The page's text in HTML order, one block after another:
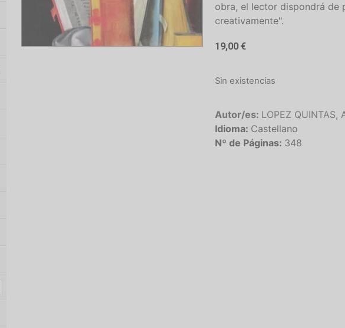
obra, el lector dispondrá de
creativamente".
19,00€
Sin existencias
Autor/es: LOPEZ QUINTAS,
Idioma: Castellano
Nº de Páginas: 348